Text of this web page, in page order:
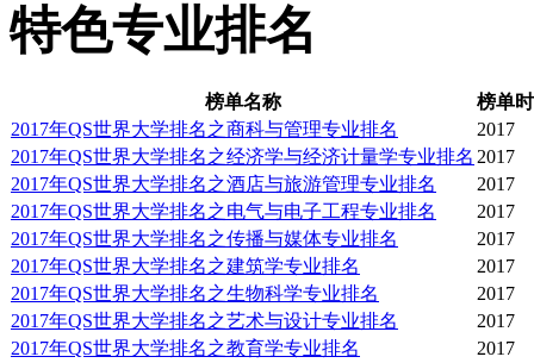
特色专业排名
榜单名称
榜单
2017年QS世界大学排名之商科与管理专业排名
2017
2017年QS世界大学排名之经济学与经济计量学专业排名 2017
2017年QS世界大学排名之酒店与旅游管理专业排名
2017
2017年QS世界大学排名之电气与电子工程专业排名
2017
2017年QS世界大学排名之传播与媒体专业排名
2017
2017年QS世界大学排名之建筑学专业排名
2017
2017年QS世界大学排名之生物科学专业排名
2017
2017年QS世界大学排名之艺术与设计专业排名
2017
2017年QS世界大学排名之教育学专业排名
2017